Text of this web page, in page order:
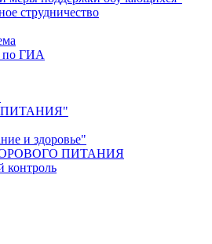
струдничество
по ГИА
и здоровье"
ПИТАНИЯ
контроль